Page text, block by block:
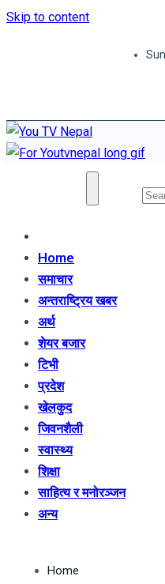
Skip to content
Home
समाचार
अन्तराष्ट्रिय खबर
अर्थ
शेयर बजार
टिभी
प्रदेश
खेलकुद
जिवनशैली
स्वास्थ्य
शिक्षा
साहित्य र मनोरञ्जन
अन्य
Home